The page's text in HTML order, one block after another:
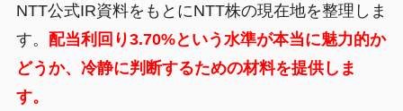
NTT公式IR資料をもとにNTT株の現在地を整理しま
す。 配当利回り3.70%という水準が本当に魅力的か
どうか、冷静に判断するための材料を提供しま
す。